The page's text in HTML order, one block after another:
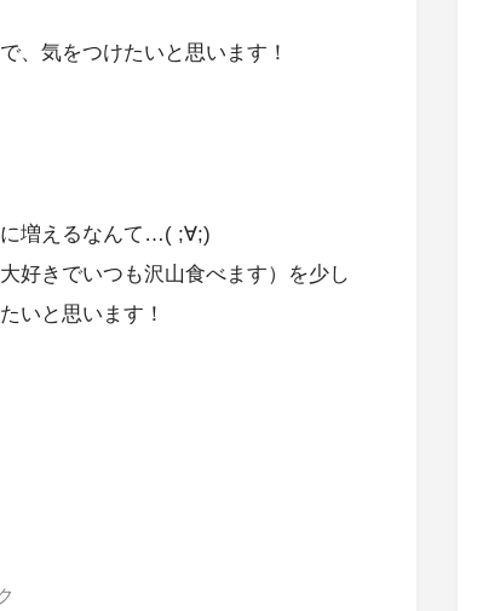
、気をつけたいと思います！
増えるなんて…( ;∀;)
好きでいつも沢山食べます）を少し
いと思います！